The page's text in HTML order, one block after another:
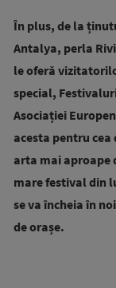
În plus, de la
Antalya, perla
le oferă
special,
Asociației
acesta pentru cea
arta mai aproape
mare festival din
se va încheia în
de orașe.